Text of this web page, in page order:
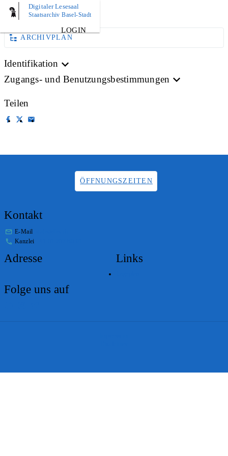
Digitaler Lesesaal
Staatsarchiv Basel-Stadt
LOGIN
AKTE
ARCHIVPLAN
Identifikation
Zugangs- und Benutzungsbestimmungen
Teilen
ÖFFNUNGSZEITEN
Kontakt
E-Mail
Kanzlei
Adresse Links
Folge uns auf